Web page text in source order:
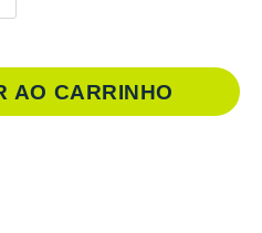
AO CARRINHO